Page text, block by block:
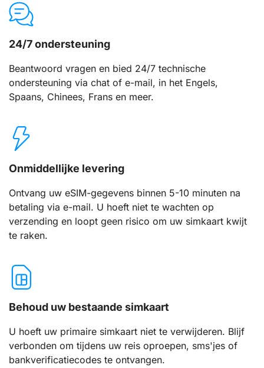
24/7 ondersteuning
Beantwoord vragen en bied 24/7 technische
ondersteuning via chat of e-mail, in het Engels,
Spaans, Chinees, Frans en meer.
Onmiddellijke levering
Ontvang uw eSIM-gegevens binnen 5-10 minuten na
betaling via e-mail. U hoeft niet te wachten op
verzending en loopt geen risico om uw simkaart kwijt
te raken.
Behoud uw bestaande simkaart
U hoeft uw primaire simkaart niet te verwijderen. Blijf
verbonden om tijdens uw reis oproepen, sms'jes of
bankverificatiecodes te ontvangen.